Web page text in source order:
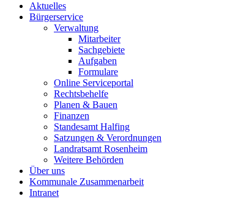
Aktuelles
Bürgerservice
Verwaltung
Mitarbeiter
Sachgebiete
Aufgaben
Formulare
Online Serviceportal
Rechtsbehelfe
Planen & Bauen
Finanzen
Standesamt Halfing
Satzungen & Verordnungen
Landratsamt Rosenheim
Weitere Behörden
Über uns
Kommunale Zusammenarbeit
Intranet